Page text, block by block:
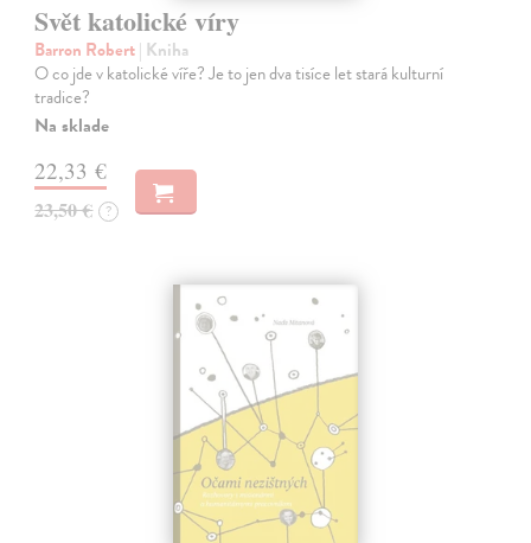
Svět katolické víry
Barron Robert| Kniha
O co jde v katolické víře? Je to jen dva tisíce let stará kulturní
tradice?
Na sklade
22,33 €
23,50 € ?